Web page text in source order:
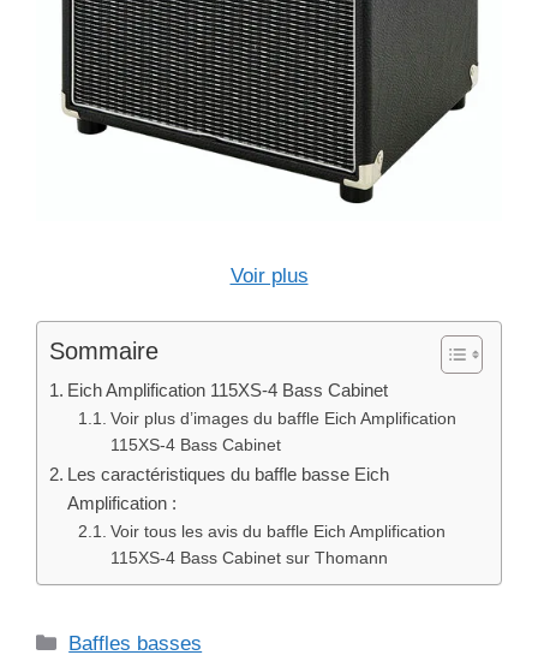
Voir plus
Sommaire
Eich Amplification 115XS-4 Bass Cabinet
Voir plus d’images du baffle Eich Amplification
115XS-4 Bass Cabinet
Les caractéristiques du baffle basse Eich
Amplification :
Voir tous les avis du baffle Eich Amplification
115XS-4 Bass Cabinet sur Thomann
Catégories
Baffles basses